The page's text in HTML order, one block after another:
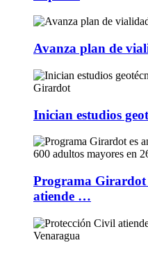
Avanza plan de
Inician estudios
Programa Girardot
atiende …